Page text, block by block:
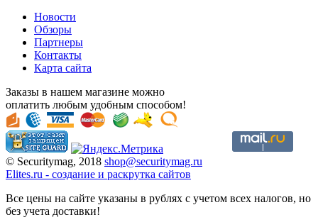
Новости
Обзоры
Партнеры
Контакты
Карта сайта
Заказы в нашем магазине можно
оплатить любым удобным способом!
© Securitymag, 2018 shop@securitymag.ru
Elites.ru - cоздание и раскрутка сайтов
Все цены на сайте указаны в рублях с учетом всех налогов, но
без учета доставки!